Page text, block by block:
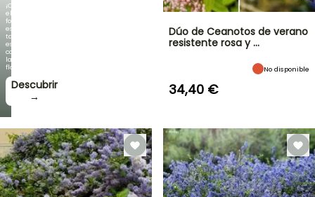
¡Cuando
el
follaje
es
tan
espectacular
como
la
floración!
Descubrir
→
Dúo de Ceanotos de verano
resistente rosa y …
No disponible
34,40 €